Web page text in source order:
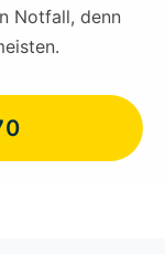
Notfall, denn